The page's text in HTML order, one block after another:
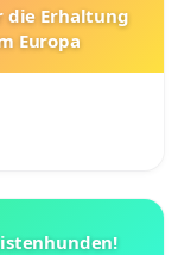
die Erhaltung
Europa